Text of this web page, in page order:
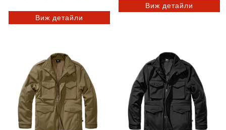
Виж детайли
Виж детайли